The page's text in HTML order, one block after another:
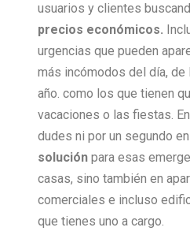
usuarios y clientes
precios económicos.
urgencias que pueden
más incómodos del día, de
año. como los que tienen
vacaciones o las fiestas.
dudes ni por un segundo
solución para esas
casas, sino también en
comerciales e incluso
que tienes uno a cargo.